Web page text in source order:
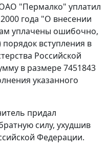
"Пермалко" уплатил
года "О внесении
уплачены ошибочно,
порядок вступления в
Российской
в размере 7451843
указанного
придал
силу, ухудшив
Федерации.